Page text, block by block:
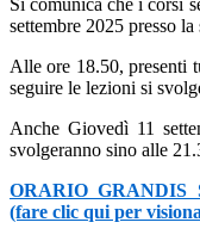
Si comunica che i corsi
settembre 2025 presso
Alle ore 18.50, presenti
seguire le lezioni si
Anche Giovedì 11
svolgeranno sino alle
ORARIO GRANDIS
(fare clic qui per